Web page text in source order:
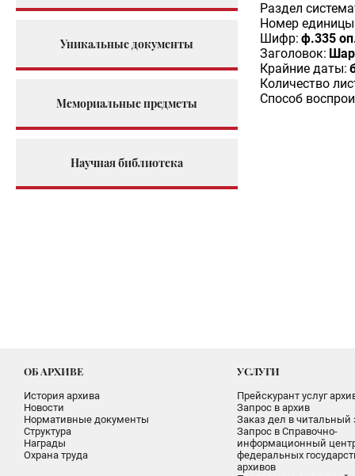
Уникальные документы
Мемориальные предметы
Научная библиотека
Раздел
Номер единицы
Шифр: ф.335
Заголовок:
Крайние даты:
Количество
Способ
ОБ АРХИВЕ
История архива
Новости
Нормативные документы
Структура
Награды
Охрана труда
УСЛУГИ
Прейскурант услуг
Запрос в архив
Заказ дел в читальный
Запрос в Справочно-
информационный
федеральных
архивов